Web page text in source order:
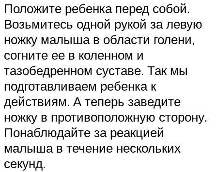
Положите ребенка перед собой.
Возьмитесь одной рукой за левую
ножку малыша в области голени,
согните ее в коленном и
тазобедренном суставе. Так мы
подготавливаем ребенка к
действиям. А теперь заведите
ножку в противоположную сторону.
Понаблюдайте за реакцией
малыша в течение нескольких
секунд.